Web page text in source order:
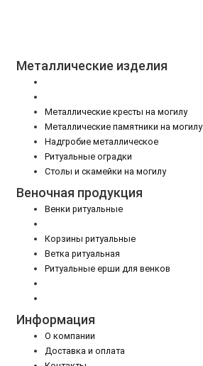
Металлические изделия
Металлические кресты на могилу
Металлические памятники на могилу
Надгробие металлическое
Ритуальные оградки
Столы и скамейки на могилу
Веночная продукция
Венки ритуальные
Корзины ритуальные
Ветка ритуальная
Ритуальные ерши для венков
Информация
О компании
Доставка и оплата